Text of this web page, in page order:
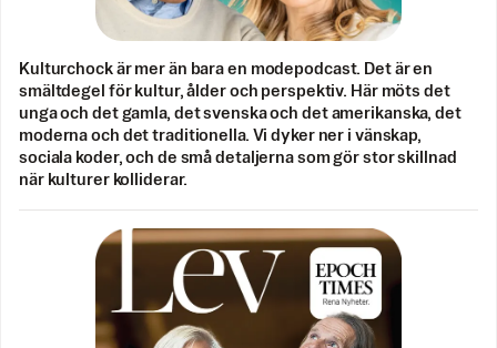
Kulturchock är mer än bara en modepodcast. Det är en
smältdegel för kultur, ålder och perspektiv. Här möts det
unga och det gamla, det svenska och det amerikanska, det
moderna och det traditionella. Vi dyker ner i vänskap,
sociala koder, och de små detaljerna som gör stor skillnad
när kulturer kolliderar.